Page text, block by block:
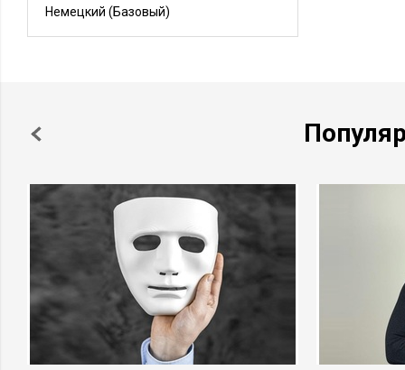
Немецкий (Базовый)